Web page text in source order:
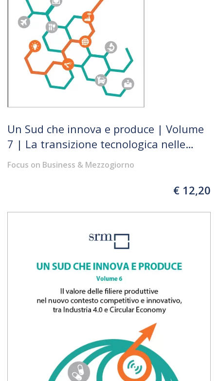
Un Sud che innova e produce | Volume
7 | La transizione tecnologica nelle
filiere produttive: sostenibilità e
innovazione come chiave di sviluppo
Focus on Business & Mezzogiorno
€ 12,20